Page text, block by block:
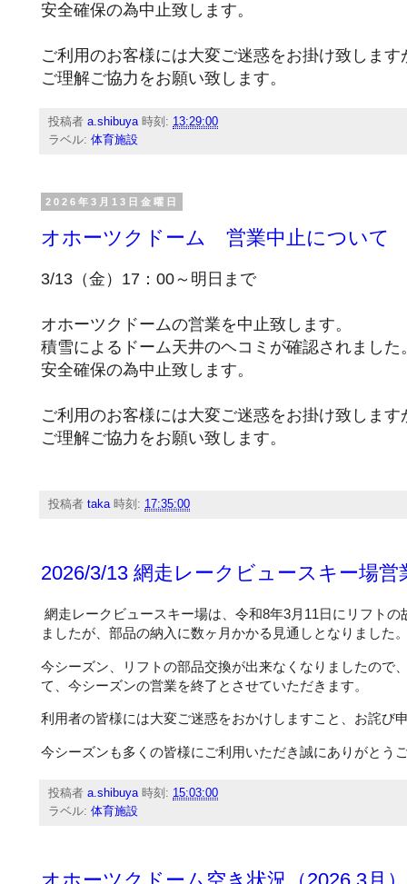
安全確保の為中止致します。
ご利用のお客様には大変ご迷惑をお掛け致します
ご理解ご協力をお願い致します。
投稿者a.shibuya 時刻: 13:29:00
ラベル:体育施設
2026年3月13日金曜日
オホーツクドーム 営業中止について
3/13（金）17：00～明日まで
オホーツクドームの営業を中止致します。
積雪によるドーム天井のヘコミが確認されました
安全確保の為中止致します。
ご利用のお客様には大変ご迷惑をお掛け致します
ご理解ご協力をお願い致します。
投稿者taka 時刻: 17:35:00
2026/3/13 網走レークビュースキー場
網走レークビュースキー場は、令和8年3月11日にリフト
ましたが、部品の納入に数ヶ月かかる見通しとなりました
今シーズン、リフトの部品交換が出来なくなりましたので
て、今シーズンの営業を終了とさせていただきます。
利用者の皆様には大変ご迷惑をおかけしますこと、お詫び
今シーズンも多くの皆様にご利用いただき誠にありがとう
投稿者a.shibuya 時刻: 15:03:00
ラベル:体育施設